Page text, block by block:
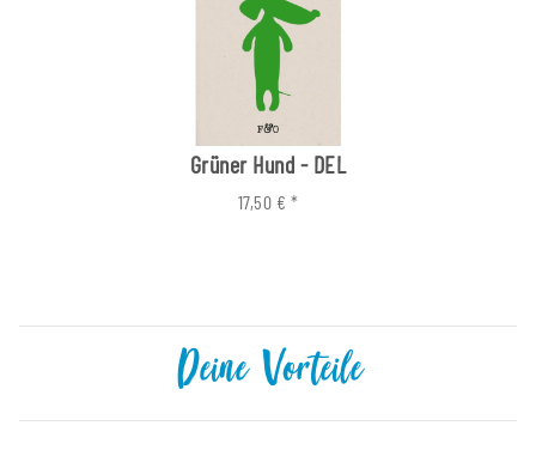
Grüner Hund - DEL
17,50 € *
Deine Vorteile